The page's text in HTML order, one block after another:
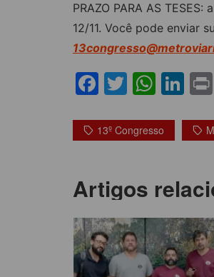
PRAZO PARA AS
12/11. Você pode enviar
F
c
b
o
o
k
T
itt
W
at
p
p
Li
k
n
13º Congresso
Navegação
de
Post
Artigos